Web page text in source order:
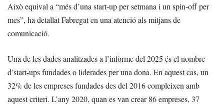
Això equival a “més d’una start-up per setmana i un spin-off per
mes”, ha detallat Fabregat en una atenció als mitjans de
comunicació.
Una de les dades analitzades a l’informe del 2025 és el nombre
d’start-ups fundades o liderades per una dona. En aquest cas, un
32% de les empreses fundades des del 2016 compleixen amb
aquest criteri. L’any 2020, quan es van crear 86 empreses, 37